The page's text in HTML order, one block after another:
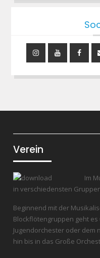
Verein
Im
in verschiedensten
Beginnend mit der
Blockflötengruppen geht
Jugendorchester oder dem
hin bis in das Große